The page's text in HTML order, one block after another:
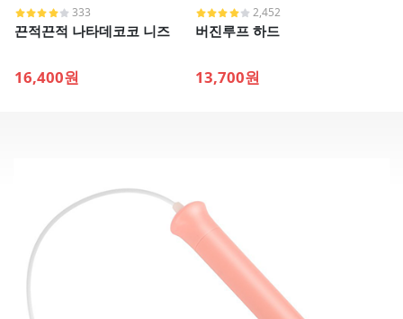
333
끈적끈적 나타데코코 니즈
16,400원
2,452
버진루프 하드
13,700원